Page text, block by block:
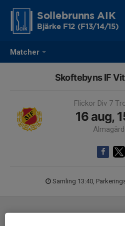
Matcher
Sollebrunns AIK
Bjärke F12 (F13/14/15)
Skoftebyns IF
Flickor Div 7
16 aug,
Samling 13:40,